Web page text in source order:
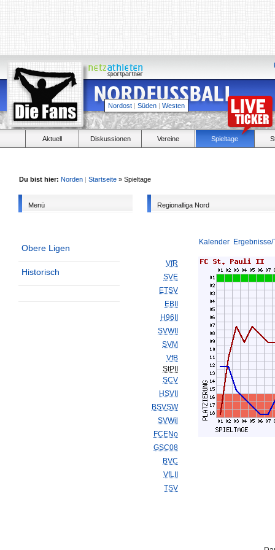
Nordost | Süden | Westen
Aktuell Diskussionen Vereine Spieltage
Du bist hier: Norden | Startseite » Spieltage
Menü
Obere Ligen
Historisch
Regionalliga Nord
Kalender
VfR
SVE
ETSV
EBII
H96II
SVWII
SVM
VfB
StPII
SCV
HSVII
BSVSW
SVWil
FCENo
GSC08
BVC
VfLII
TSV